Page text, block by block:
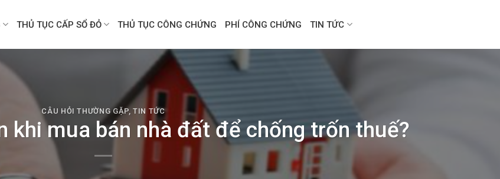
THỦ TỤC CẤP SỔ ĐỎ THỦ TỤC CÔNG CHỨNG PHÍ CÔNG CHỨNG TIN TỨC
CÂU HỎI THƯỜNG GẶP,TIN TỨC
khi mua bán nhà đất để chống trốn thuế?